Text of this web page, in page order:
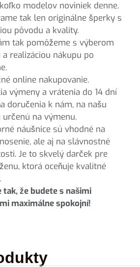
modelov noviniek denne.
tak len originálne šperky s
pôvodu a kvality.
tak pomôžeme s výberom
realizáciou nákupu po
online nakupovanie.
výmeny a vrátenia do 14 dní
doručenia k nám, na našu
určenú na výmenu.
náušnice sú vhodné na
ale aj na slávnostné
Je to skvelý darček pre
ktorá oceňuje kvalitné
tak, že budete s našimi
maximálne spokojní!